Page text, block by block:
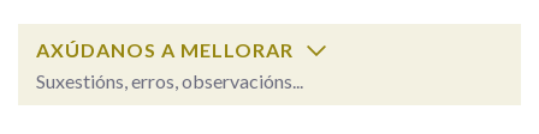
OUTRAS OPCIÓNS DE BUSCA
Marcas gramaticais
AXÚDANOS A MELLORAR
Suxestións, erros, observacións...